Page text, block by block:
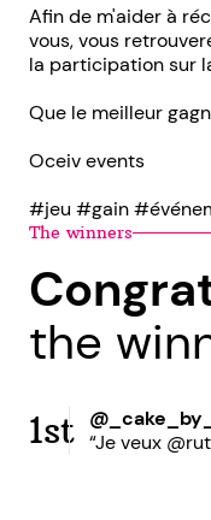
Afin de m'aider à
vous, vous
la participation sur
Que le meilleur
Oceiv events
#jeu #gain
The winners
the
1st “Je veux